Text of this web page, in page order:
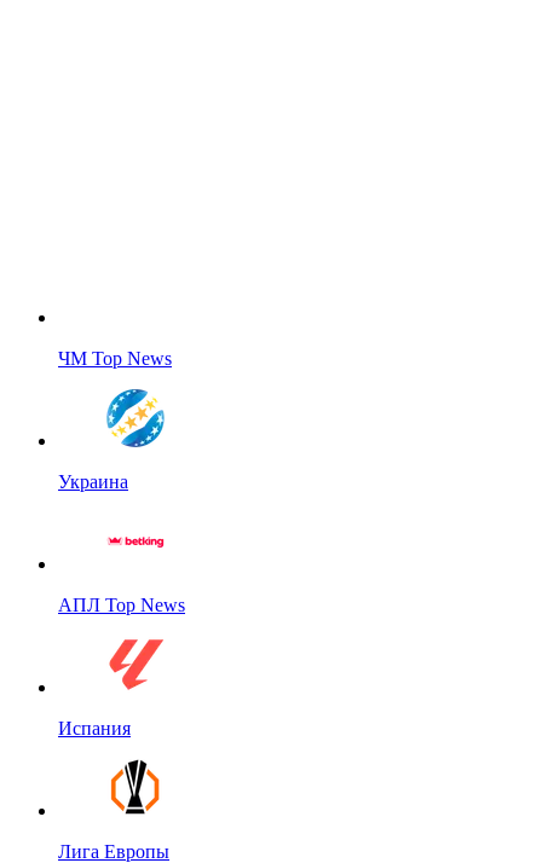
ЧМ Top News
Украина
АПЛ Top News
Испания
Лига Европы